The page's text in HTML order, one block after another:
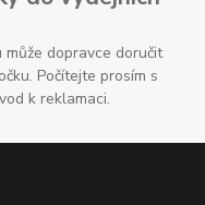
dopravce doručit
Počítejte prosím s
k reklamaci.